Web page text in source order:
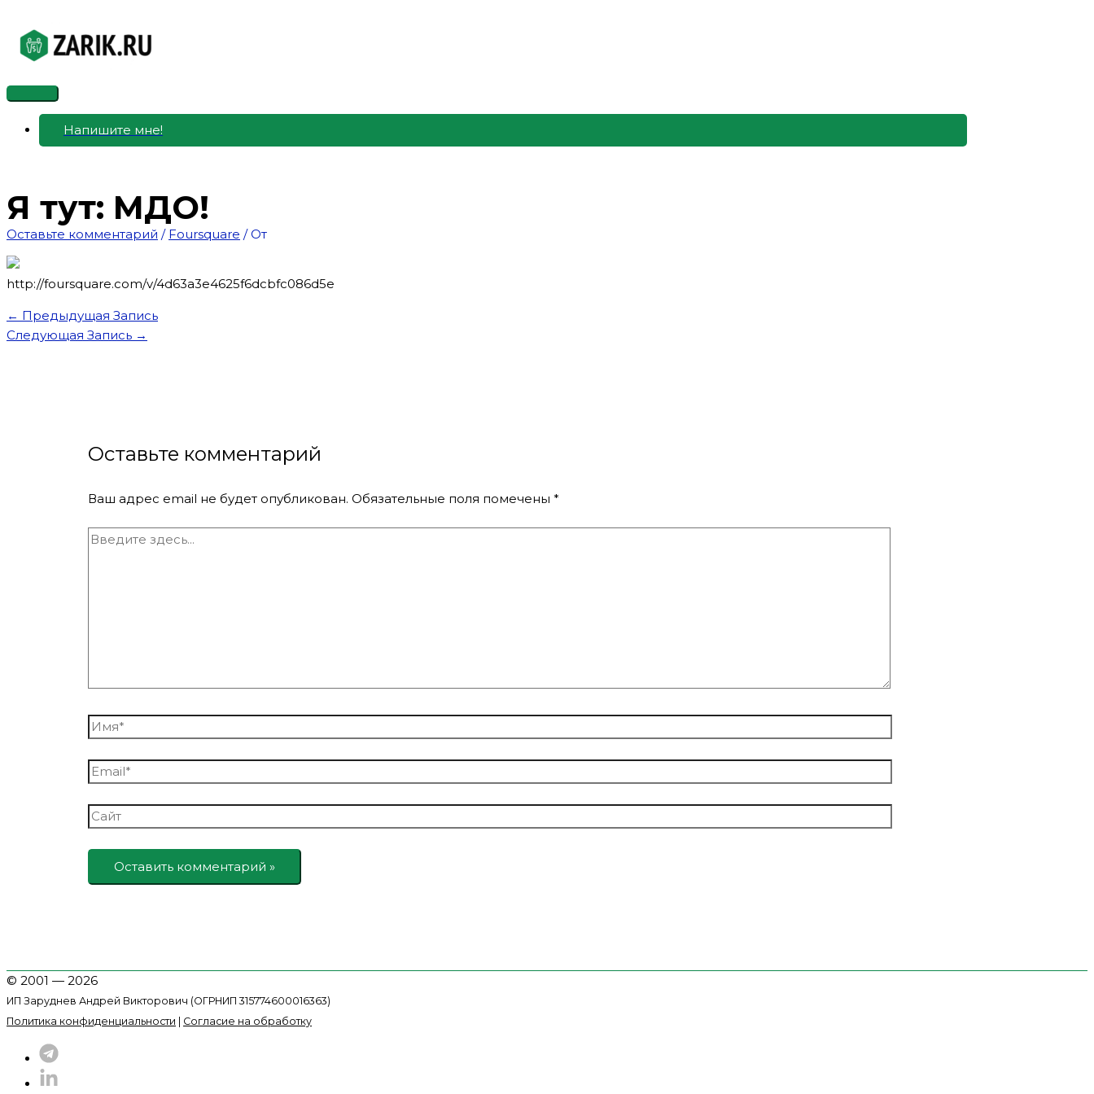
содержимому
Главное
меню
Напишите мне!
Я тут: МДО!
Оставьте комментарий / Foursquare / От
http://foursquare.com/v/4d63a3e4625f6dcbfc086d5e
← Предыдущая Запись
Следующая Запись →
Оставьте комментарий
Ваш адрес email не будет опубликован. Обязательные поля помечены*
Введите
Имя*
Email*
Сайт
© 2001 — 2026
ИП Заруднев Андрей Викторович (ОГРНИП 315774600016363)
Политика конфиденциальности
Согласие на обработку